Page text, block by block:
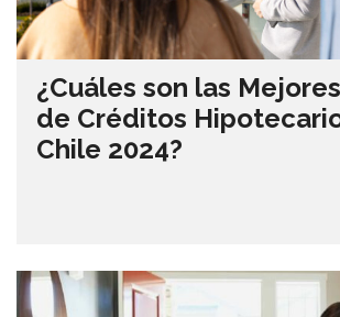
¿Cuáles son las
de Créditos
Chile 2024?